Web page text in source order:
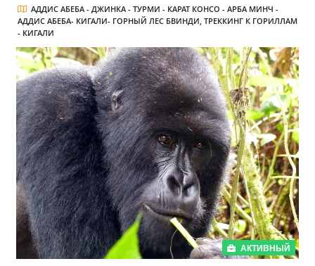
АДДИС АБЕБА - ДЖИНКА - ТУРМИ - КАРАТ КОНСО - АРБА МИНЧ -
АДДИС АБЕБА- КИГАЛИ- ГОРНЫЙ ЛЕС БВИНДИ, ТРЕККИНГ К ГОРИЛЛАМ
- КИГАЛИ
АКТИВНЫЙ